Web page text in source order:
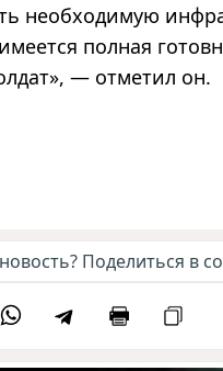
необходимую
полная
— отметил он.
Поделиться в